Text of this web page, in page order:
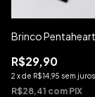
Brinco Pentaheart
R$29,90
2 xde R$14,95 sem juros
R$28,41 com PIX